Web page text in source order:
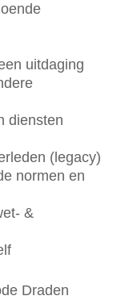
uitdaging
diensten
(legacy)
normen en
&
Draden